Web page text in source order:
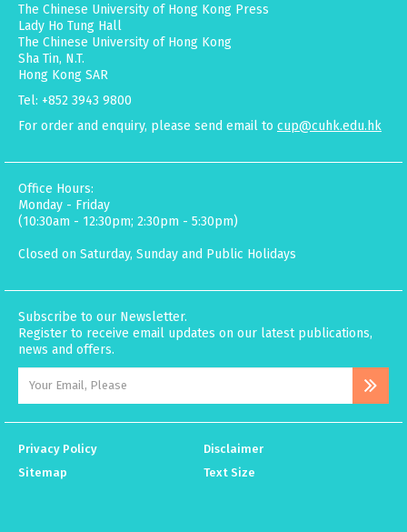
The Chinese University of Hong Kong Press
Lady Ho Tung Hall
The Chinese University of Hong Kong
Sha Tin, N.T.
Hong Kong SAR
Tel: +852 3943 9800
For order and enquiry, please send email to cup@cuhk.edu.hk
Office Hours:
Monday - Friday
(10:30am - 12:30pm; 2:30pm - 5:30pm)
Closed on Saturday, Sunday and Public Holidays
Subscribe to our Newsletter.
Register to receive email updates on our latest publications,
news and offers.
Privacy Policy
Disclaimer
Sitemap
Text Size